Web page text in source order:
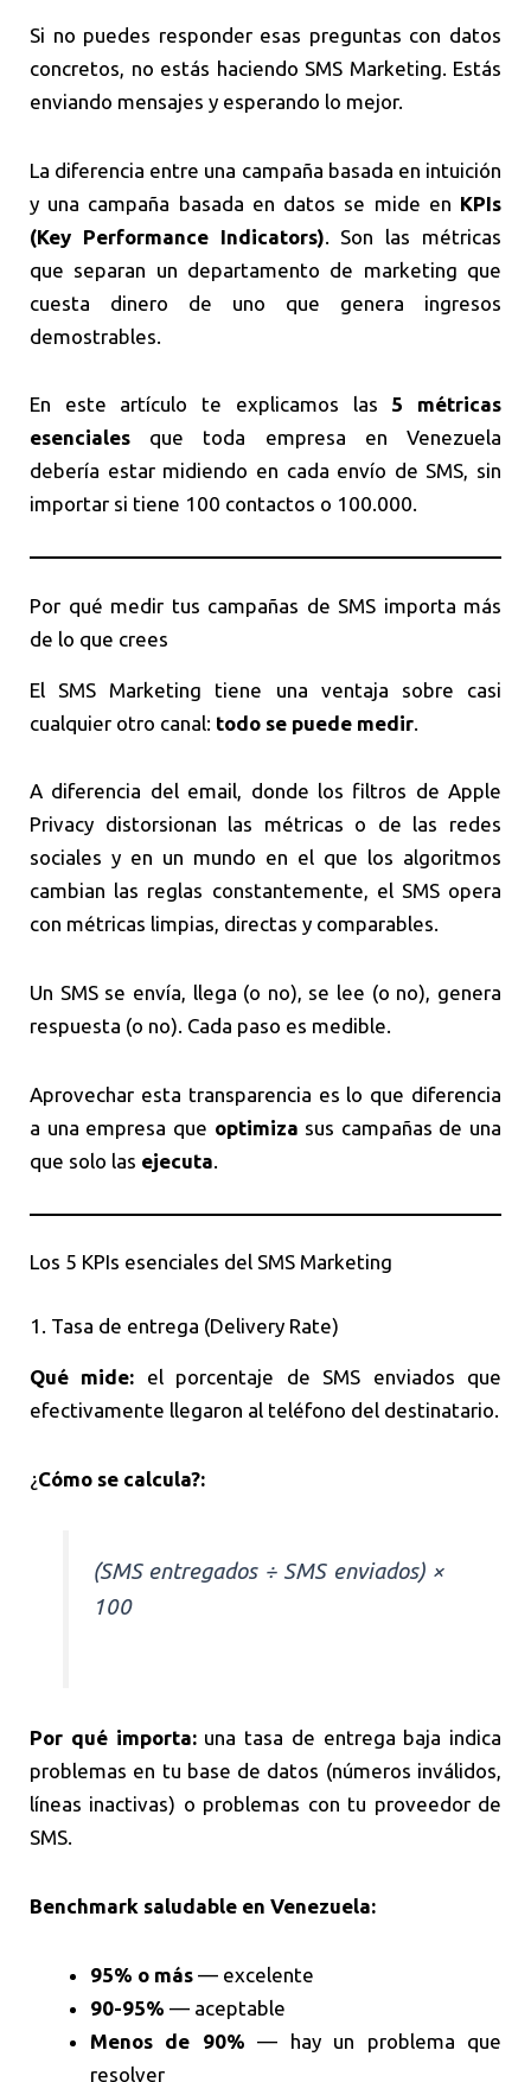
Si no puedes responder esas preguntas con datos
concretos, no estás haciendo SMS Marketing. Estás
enviando mensajes y esperando lo mejor.
La diferencia entre una campaña basada en intuición
y una campaña basada en datos se mide en KPIs
(Key Performance Indicators) . Son las métricas
que separan un departamento de marketing que
cuesta dinero de uno que genera ingresos
demostrables.
En este artículo te explicamos las 5 métricas
esenciales que toda empresa en Venezuela
debería estar midiendo en cada envío de SMS, sin
importar si tiene 100 contactos o 100.000.
Por qué medir tus campañas de SMS importa más
de lo que crees
El SMS Marketing tiene una ventaja sobre casi
cualquier otro canal: todo se puede medir
A diferencia del email, donde los filtros de Apple
Privacy distorsionan las métricas o de las redes
sociales y en un mundo en el que los algoritmos
cambian las reglas constantemente, el SMS opera
con métricas limpias, directas y comparables.
Un SMS se envía, llega (o no), se lee (o no), genera
respuesta (o no). Cada paso es medible.
Aprovechar esta transparencia es lo que diferencia
a una empresa que optimiza sus campañas de una
que solo las ejecuta.
Los 5 KPIs esenciales del SMS Marketing
1. Tasa de entrega (Delivery Rate)
Qué mide: el porcentaje de SMS enviados que
efectivamente llegaron al teléfono del destinatario.
¿Cómo se calcula?:
(SMS entregados ÷ SMS enviados) ×
100
Por qué importa:una tasa de entrega baja indica
problemas en tu base de datos (números inválidos,
líneas inactivas) o problemas con tu proveedor de
SMS.
Benchmark saludable en Venezuela:
95% o más — excelente
90-95% — aceptable
Menos de 90% — hay un problema que
resolver